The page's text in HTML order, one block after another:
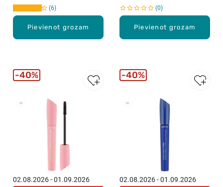
Pievienot grozam
6
Pievienot grozam
0
02.08.2026 - 01.09.2026
40%
02.08.2026 - 01.09.2026
40%